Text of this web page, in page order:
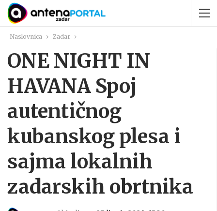
Naslovnica Zadar
ONE NIGHT IN
HAVANA Spoj
autentičnog
kubanskog plesa i
sajma lokalnih
zadarskih obrtnika